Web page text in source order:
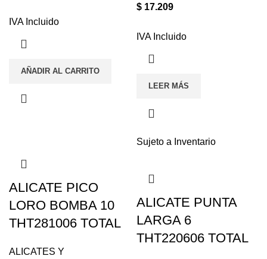
IVA Incluido
AÑADIR AL CARRITO
$ 17.209
IVA Incluido
LEER MÁS
ALICATE PICO
LORO BOMBA 10
THT281006 TOTAL
ALICATES Y
Sujeto a Inventario
ALICATE PUNTA
LARGA 6
THT220606 TOTAL